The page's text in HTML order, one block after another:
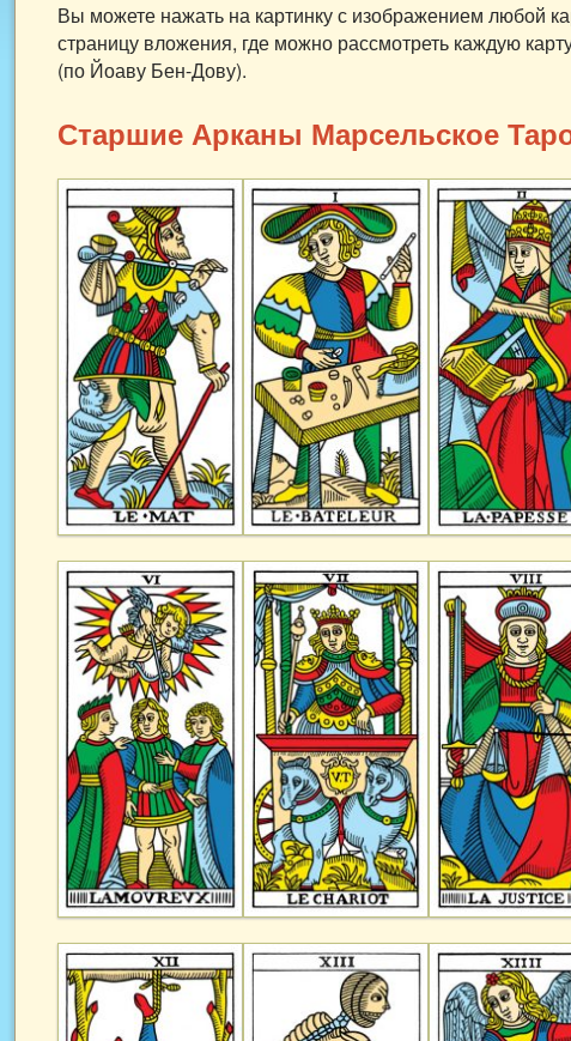
Вы можете нажать на картинку с изображением любой
страницу вложения, где можно рассмотреть каждую
(по Йоаву Бен-Дову).
Старшие Арканы Марсельское